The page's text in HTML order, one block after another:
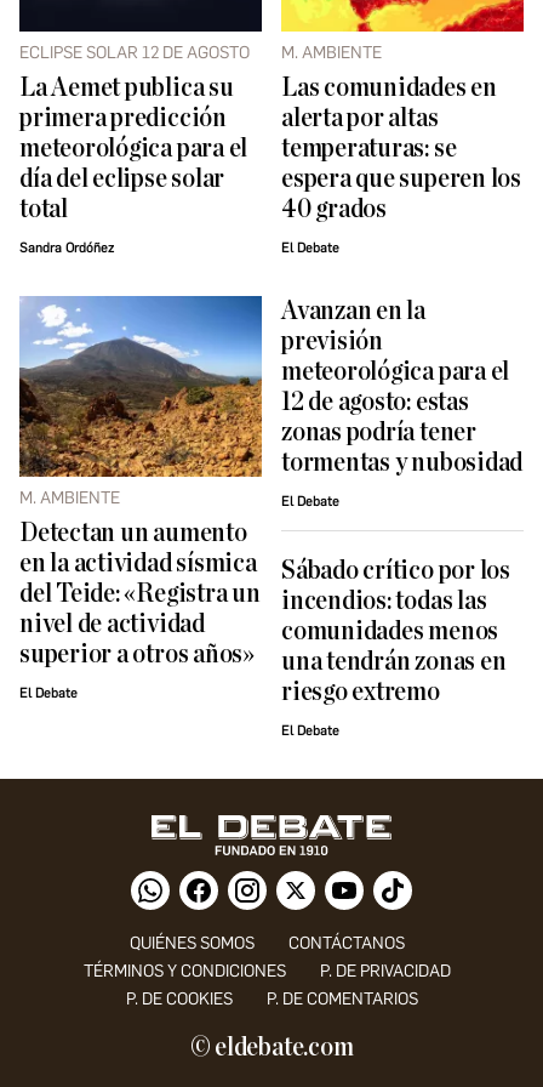
ECLIPSE SOLAR 12 DE AGOSTO
La Aemet publica su
primera predicción
meteorológica para el
día del eclipse solar
total
Sandra Ordóñez
M. AMBIENTE
Las comunidades en
alerta por altas
temperaturas: se
espera que superen los
40 grados
El Debate
M. AMBIENTE
Detectan un aumento
en la actividad sísmica
del Teide: «Registra un
nivel de actividad
superior a otros años»
El Debate
Avanzan en la
previsión
meteorológica para el
12 de agosto: estas
zonas podría tener
tormentas y nubosidad
El Debate
Sábado crítico por los
incendios: todas las
comunidades menos
una tendrán zonas en
riesgo extremo
El Debate
QUIÉNES SOMOS
CONTÁCTANOS
TÉRMINOS Y CONDICIONES
P. DE PRIVACIDAD
P. DE COOKIES
P. DE COMENTARIOS
© eldebate.com